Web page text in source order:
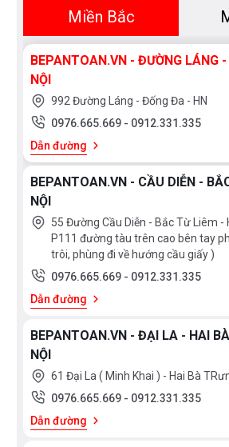
trực tiếp địa chỉ hệ thống của
hàng của chúng tôi!
Miền Bắc
BEPANTOAN.VN - ĐƯỜNG LÁNG
NỘI
992 Đường Láng - Đống Đa - HN
0976.665.669 - 0912.331.335
Dẫn đường
BEPANTOAN.VN - CẦU DIỄN -
NỘI
55 Đường Cầu Diễn - Bắc Từ Liêm -
P111 đường tàu trên cao bên tay
trôi, phùng đi về hướng cầu giấy )
0976.665.669 - 0912.331.335
Dẫn đường
BEPANTOAN.VN - ĐẠI LA - HAI
NỘI
61 Đại La ( Minh Khai ) - Hai Bà
0976.665.669 - 0912.331.335
Dẫn đường